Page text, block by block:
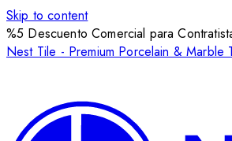
Skip to content
%5 Descuento Comercial para
Nest Tile - Premium Porcelain & Marble